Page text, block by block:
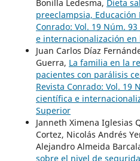
Bonilla Ledesma, Dieta
preeclampsia,
Conrado: Vol. 19 Núm.
e internacionalización en
Juan Carlos Díaz
Guerra, La familia en la
pacientes con parálisis
Revista Conrado: Vol. 19
científica e
Superior
Janneth Ximena Iglesias
Cortez, Nicolás Andrés
Alejandro Almeida
sobre el nivel de